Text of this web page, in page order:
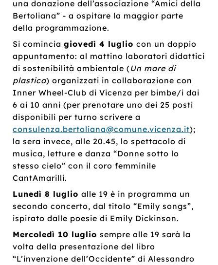
una donazione dell’associazione “Amici della
Bertoliana” - a ospitare la maggior parte
della programmazione.
Si cominciagiovedì 4 lugliocon un doppio
appuntamento: al mattino laboratori didattici
di sostenibilità ambientale (Un mare di
plastica) organizzati in collaborazione con
Inner Wheel-Club di Vicenza per bimbe/i dai
6 ai 10 anni (per prenotare uno dei 25 posti
disponibili per turno scrivere a
consulenza.bertoliana@comune.vicenza.it);
la sera invece, alle 20.45, lo spettacolo di
musica, letture e danza “Donne sotto lo
stesso cielo” con il coro femminile
CantAmarilli.
Lunedì 8 luglioalle 19 è in programma un
secondo concerto, dal titolo “Emily songs”,
ispirato dalle poesie di Emily Dickinson.
Mercoledì 10 lugliosempre alle 19 sarà la
volta della presentazione del libro
“L’invenzione dell’Occidente” di Alessandro